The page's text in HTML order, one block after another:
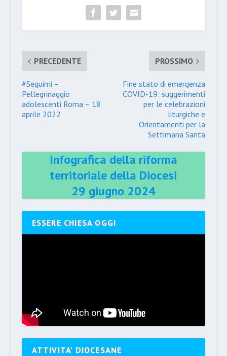
PRECEDENTE
#Seguimi –
Pellegrinaggio
adolescenti Roma – 18
aprile 2022
PROSSIMO
Fine stato di emergenza
COVID-19: suggerimenti
per le celebrazioni
liturgiche e
Orientamenti per la
Settimana Santa
Infografica della riforma
territoriale della Diocesi
29 giugno 2024
ESSERE CHIESA OGGI
ATTIVITA’ DIOCESANE